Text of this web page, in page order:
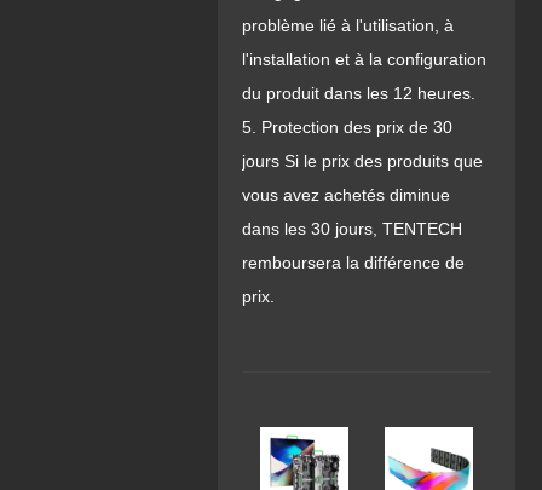
problème lié à l'utilisation, à
l'installation et à la configuration
du produit dans les 12 heures.
5. Protection des prix de 30
jours Si le prix des produits que
vous avez achetés diminue
dans les 30 jours, TENTECH
remboursera la différence de
prix.